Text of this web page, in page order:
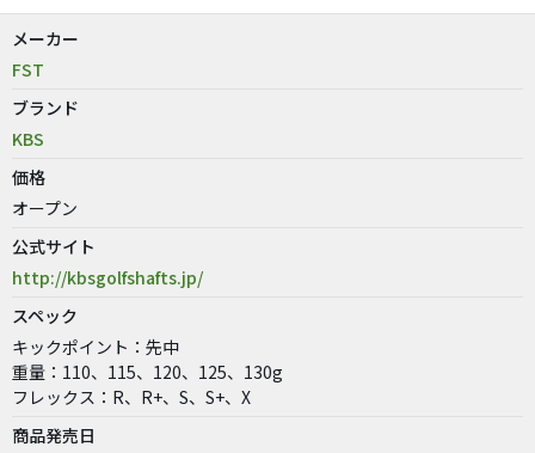
メーカー
FST
ブランド
KBS
価格
オープン
公式サイト
http://kbsgolfshafts.jp/
スペック
キックポイント：先中
重量：110、115、120、125、130g
フレックス：R、R+、S、S+、X
商品発売日